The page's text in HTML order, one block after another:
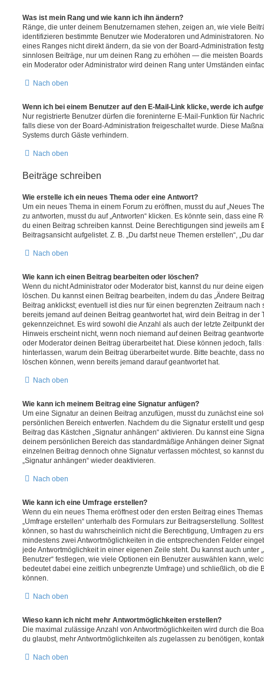
Was ist mein Rang und wie kann ich ihn ändern?
Ränge, die unter deinem Benutzernamen stehen, zeigen an, wie viele
identifizieren bestimmte Benutzer wie Moderatoren und Administratoren.
eines Ranges nicht direkt ändern, da sie von der Board-Administration
sinnlosen Beiträge, nur um deinen Rang zu erhöhen — die meisten
ein Moderator oder Administrator wird deinen Rang unter Umständen
Nach oben
Wenn ich bei einem Benutzer auf den E-Mail-Link klicke, werde ich
Nur registrierte Benutzer dürfen die foreninterne E-Mail-Funktion für
falls diese von der Board-Administration freigeschaltet wurde. Diese
Systems durch Gäste verhindern.
Nach oben
Beiträge schreiben
Wie erstelle ich ein neues Thema oder eine Antwort?
Um ein neues Thema in einem Forum zu eröffnen, musst du auf „Neues
zu antworten, musst du auf „Antworten“ klicken. Es könnte sein, dass eine
du einen Beitrag schreiben kannst. Deine Berechtigungen sind jeweils am
Beitragsansicht aufgelistet. Z. B. „Du darfst neue Themen erstellen“, „Du
Nach oben
Wie kann ich einen Beitrag bearbeiten oder löschen?
Wenn du nicht Administrator oder Moderator bist, kannst du nur deine
löschen. Du kannst einen Beitrag bearbeiten, indem du das „Ändere
Beitrag anklickst; eventuell ist dies nur für einen begrenzten Zeitraum
bereits jemand auf deinen Beitrag geantwortet hat, wird dein Beitrag in der
gekennzeichnet. Es wird sowohl die Anzahl als auch der letzte Zeitpunkt
Hinweis erscheint nicht, wenn noch niemand auf deinen Beitrag
oder Moderator deinen Beitrag überarbeitet hat. Diese können jedoch,
hinterlassen, warum dein Beitrag überarbeitet wurde. Bitte beachte, dass
löschen können, wenn bereits jemand darauf geantwortet hat.
Nach oben
Wie kann ich meinem Beitrag eine Signatur anfügen?
Um eine Signatur an deinen Beitrag anzufügen, musst du zunächst eine
persönlichen Bereich entwerfen. Nachdem du die Signatur erstellt und
Beitrag das Kästchen „Signatur anhängen“ aktivieren. Du kannst eine
deinem persönlichen Bereich das standardmäßige Anhängen deiner
einzelnen Beitrag dennoch ohne Signatur verfassen möchtest, so kannst
„Signatur anhängen“ wieder deaktivieren.
Nach oben
Wie kann ich eine Umfrage erstellen?
Wenn du ein neues Thema eröffnest oder den ersten Beitrag eines
„Umfrage erstellen“ unterhalb des Formulars zur Beitragserstellung.
können, so hast du wahrscheinlich nicht die Berechtigung, Umfragen zu
mindestens zwei Antwortmöglichkeiten in die entsprechenden Felder
jede Antwortmöglichkeit in einer eigenen Zeile steht. Du kannst auch unter
Benutzer“ festlegen, wie viele Optionen ein Benutzer auswählen kann,
bedeutet dabei eine zeitlich unbegrenzte Umfrage) und schließlich, ob die
können.
Nach oben
Wieso kann ich nicht mehr Antwortmöglichkeiten erstellen?
Die maximal zulässige Anzahl von Antwortmöglichkeiten wird durch die
du glaubst, mehr Antwortmöglichkeiten als zugelassen zu benötigen,
Nach oben